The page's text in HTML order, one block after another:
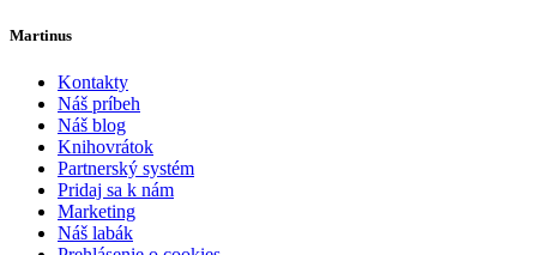
Martinus
Kontakty
Náš príbeh
Náš blog
Knihovrátok
Partnerský systém
Pridaj sa k nám
Marketing
Náš labák